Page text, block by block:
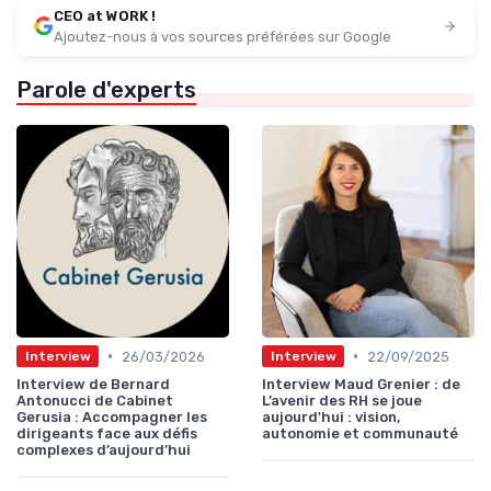
CEO at WORK !
Ajoutez-nous à vos sources préférées sur Google
Parole d'experts
Interview •
26/03/2026
Interview de Bernard
Antonucci de Cabinet
Gerusia : Accompagner les
dirigeants face aux défis
complexes d’aujourd’hui
Interview •
22/09/2025
Interview Maud Grenier : de
L’avenir des RH se joue
aujourd'hui : vision,
autonomie et communauté